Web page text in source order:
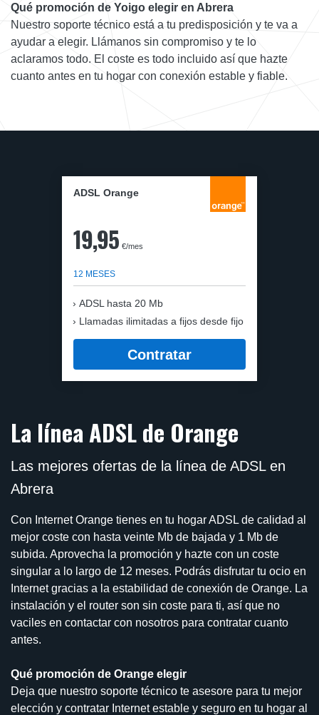
Qué promoción de Yoigo elegir en Abrera
Nuestro soporte técnico está a tu predisposición y te va a
ayudar a elegir. Llámanos sin compromiso y te lo
aclaramos todo. El coste es todo incluido así que hazte
cuanto antes en tu hogar con conexión estable y fiable.
ADSL Orange
19,95 €/mes
12 MESES
ADSL hasta 20 Mb
Llamadas ilimitadas a fijos desde fijo
Contratar
La línea ADSL de Orange
Las mejores ofertas de la línea de ADSL en
Abrera
Con Internet Orange tienes en tu hogar ADSL de calidad al
mejor coste con hasta veinte Mb de bajada y 1 Mb de
subida. Aprovecha la promoción y hazte con un coste
singular a lo largo de 12 meses. Podrás disfrutar tu ocio en
Internet gracias a la estabilidad de conexión de Orange. La
instalación y el router son sin coste para ti, así que no
vaciles en contactar con nosotros para contratar cuanto
antes.
Qué promoción de Orange elegir
Deja que nuestro soporte técnico te asesore para tu mejor
elección y contratar Internet estable y seguro en tu hogar al